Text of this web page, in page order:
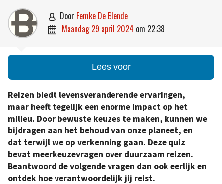
 door Femke De Blende
 maandag 29 april 2024 om 22:38
Lees voor
Reizen biedt levensveranderende ervaringen,
maar heeft tegelijk een enorme impact op het
milieu. Door bewuste keuzes te maken, kunnen we
bijdragen aan het behoud van onze planeet, en
dat terwijl we op verkenning gaan. Deze quiz
bevat meerkeuzevragen over duurzaam reizen.
Beantwoord de volgende vragen dan ook eerlijk en
ontdek hoe verantwoordelijk jij reist.